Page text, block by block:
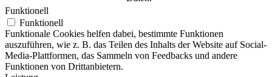
Funktionell
Funktionell
Funktionale Cookies helfen dabei, bestimmte Funktionen
auszuführen, wie z. B. das Teilen des Inhalts der Website auf Social-
Media-Plattformen, das Sammeln von Feedbacks und andere
Funktionen von Drittanbietern.